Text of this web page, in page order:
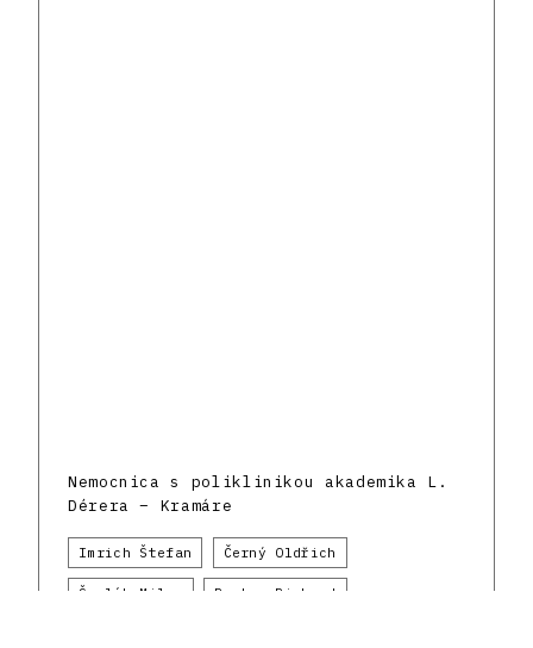
Nemocnica s poliklinikou akademika L.
Dérera – Kramáre
Imrich Štefan Černý Oldřich
Šavlík Milan Pastor Richard